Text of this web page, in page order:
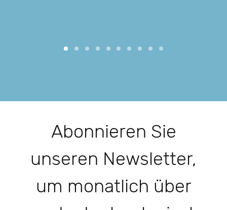
Abonnieren Sie
unseren Newsletter,
um monatlich über